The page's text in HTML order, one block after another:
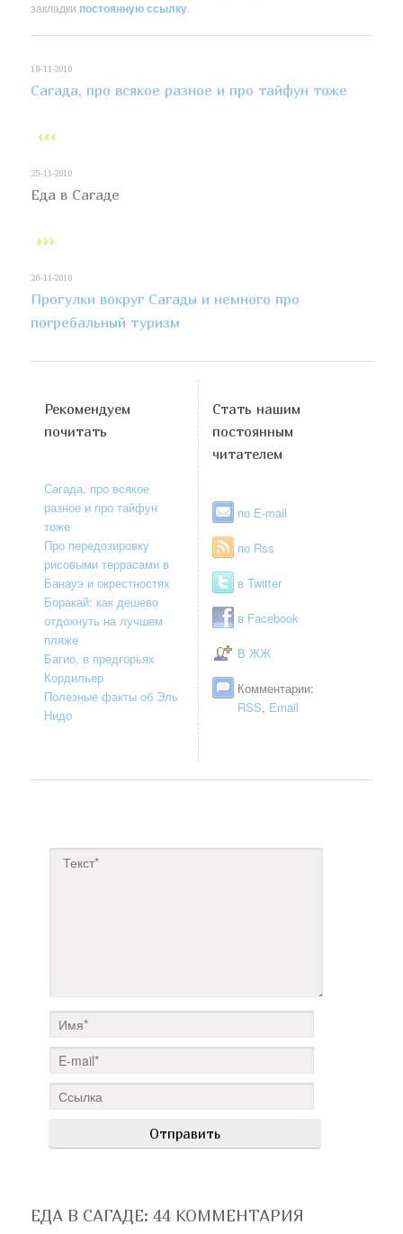
закладки постоянную ссылку
18-11-2010
Сагада, про всякое разное и про тайфун тоже
25-11-2010
Еда в Сагаде
26-11-2010
Прогулки вокруг Сагады и немного про
погребальный туризм
Рекомендуем
почитать
Сагада, про всякое
разное и про тайфун
тоже
Про передозировку
рисовыми террасами в
Банауэ и окрестностях
Боракай: как дешево
отдохнуть на лучшем
пляже
Багио, в предгорьях
Кордильер
Полезные факты об Эль
Нидо
Стать нашим
постоянным
читателем
по E-mail
по Rss
в Twitter
в Facebook
В ЖЖ
Комментарии:
RSS, Email
ЕДА В САГАДЕ: 44 КОММЕНТАРИЯ